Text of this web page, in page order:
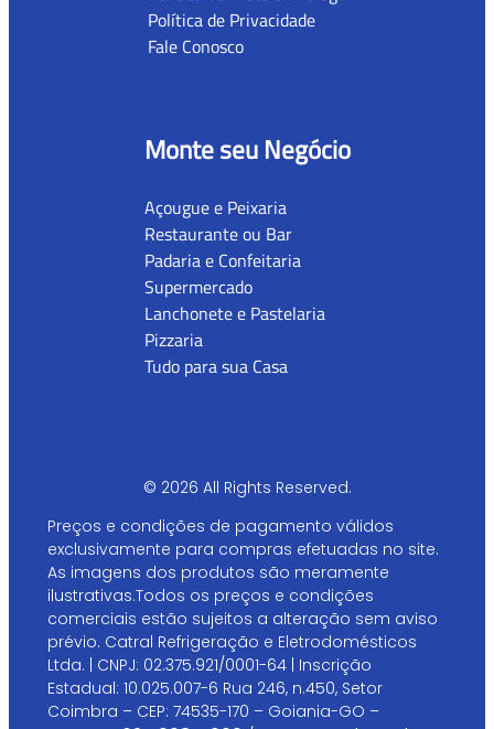
Política de Privacidade
Fale Conosco
Monte seu Negócio
Açougue e Peixaria
Restaurante ou Bar
Padaria e Confeitaria
Supermercado
Lanchonete e Pastelaria
Pizzaria
Tudo para sua Casa
© 2026 All Rights Reserved.
Preços e condições de pagamento válidos
exclusivamente para compras efetuadas no site.
As imagens dos produtos são meramente
ilustrativas.Todos os preços e condições
comerciais estão sujeitos a alteração sem aviso
prévio. Catral Refrigeração e Eletrodomésticos
Ltda. | CNPJ: 02.375.921/0001-64 | Inscrição
Estadual: 10.025.007-6 Rua 246, n.450, Setor
Coimbra – CEP: 74535-170 – Goiania-GO –